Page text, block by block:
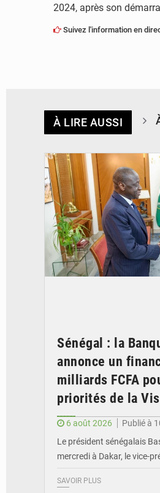
2024, après son
Suivez l'information en
À LIRE AUSSI
Sénégal : la
annonce un
milliards FCFA
priorités de la
6 août 2026
Publié à
Le président sénégalais
mercredi à Dakar, le vice-
SAVOIR PLUS